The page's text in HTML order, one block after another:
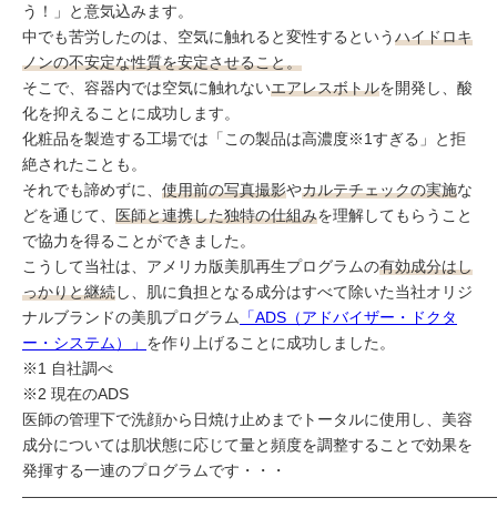
う！」と意気込みます。
中でも苦労したのは、空気に触れると変性するというハイドロキ
ノンの不安定な性質を安定させること。
そこで、容器内では空気に触れないエアレスボトルを開発し、酸
化を抑えることに成功します。
化粧品を製造する工場では「この製品は高濃度※1すぎる」と拒
絶されたことも。
それでも諦めずに、 使用前の写真撮影やカルテチェックの実施な
どを通じて、 医師と連携した独特の仕組みを理解してもらうこと
で協力を得ることができました。
こうして当社は、アメリカ版美肌再生プログラムの有効成分はし
っかりと継続し、肌に負担となる成分はすべて除いた当社オリジ
ナルブランドの美肌プログラム
「ADS（アドバイザー・ドクタ
ー・システム）」 を作り上げることに成功しました。
※1 自社調べ
※2 現在のADS
医師の管理下で洗顔から日焼け止めまでトータルに使用し、美容
成分については肌状態に応じて量と頻度を調整することで効果を
発揮する一連のプログラムです・・・